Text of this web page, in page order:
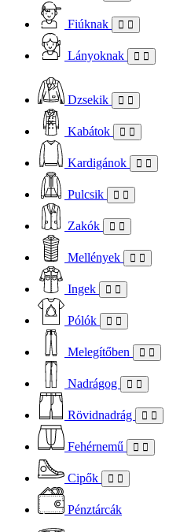
Fiúknak
Lányoknak
Dzsekik
Kabátok
Kardigánok
Pulcsik
Zakók
Mellények
Ingek
Pólók
Melegítőben
Nadrágog
Rövidnadrág
Fehérnemű
Cipők
Pénztárcák